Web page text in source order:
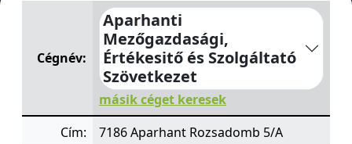
Aparhanti Mezőgazdasági, Értékesitő és Szolgáltató
Cégnév:
Aparhanti
Mezőgazdasági,
Értékesitő és Szolgáltató
Szövetkezet
másik céget keresek
Cím:
7186 Aparhant Rozsadomb 5/A